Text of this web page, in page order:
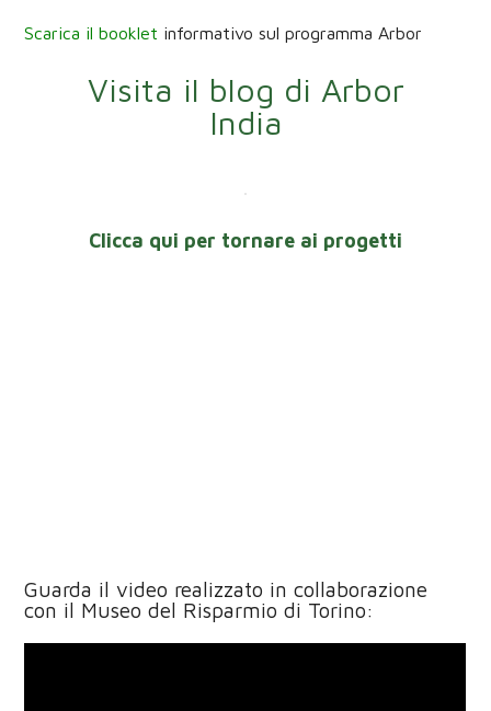
Scarica il booklet informativo sul programma Arbor
Visita il blog di Arbor
India
Clicca qui per tornare ai progetti
Guarda il video realizzato in collaborazione
con il Museo del Risparmio di Torino: